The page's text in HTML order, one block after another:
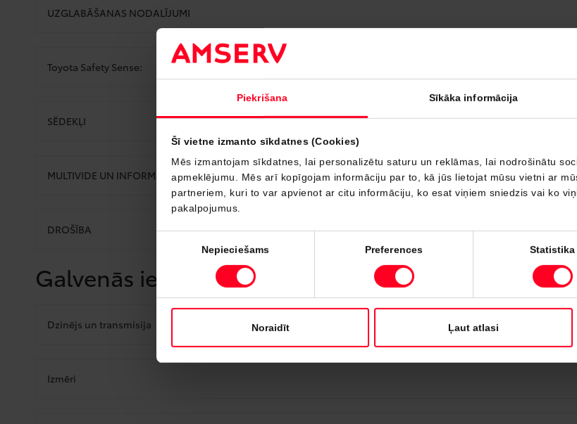
Piekrišana Sīkāka informācija
Šī vietne izmanto sīkdatnes (Cookies)
Mēs izmantojam sīkdatnes, lai personalizētu saturu un reklāmas, lai nodrošinātu
apmeklējumu. Mēs arī kopīgojam informāciju par to, kā jūs lietojat mūsu vietni ar
partneriem, kuri to var apvienot ar citu informāciju, ko esat viņiem sniedzis vai ko
pakalpojumus.
Nepieciešams Preferences Statistika
Noraidīt Ļaut atlasi
UZGLABĀŠANAS NODALĪJUMI
Toyota Safety Sense:
SĒDEKĻI
MULTIVIDE UN INFORMĀCIJA
DROŠĪBA
Galvenās iezīmes
Dzinējs un transmisija
Izmēri